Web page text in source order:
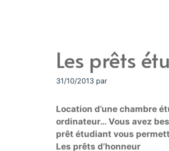
Les prêts
31/10/2013 par
Location d’une chambre
ordinateur… Vous avez
prêt étudiant vous
Les prêts d’honneur